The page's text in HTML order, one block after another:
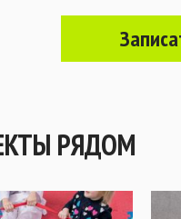
РЯДОМ